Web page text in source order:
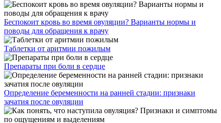
Беспокоит кровь во время овуляции? Варианты нормы и
поводы для обращения к врачу
Таблетки от аритмии пожилым
Препараты при боли в сердце
Определение беременности на ранней стадии: признаки
зачатия после овуляции